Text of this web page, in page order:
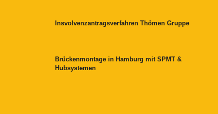
Insvolvenzantragsverfahren Thömen Gruppe
Brückenmontage in Hamburg mit SPMT &
Hubsystemen